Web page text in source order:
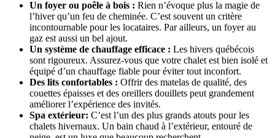
Un foyer ou poêle à bois : Rien n’évoque plus la magie de
l’hiver qu’un feu de cheminée. C’est souvent un critère
incontournable pour les locataires. Par ailleurs, un foyer au
gaz est aussi un bel ajout.
Un système de chauffage efficace : Les hivers québécois
sont rigoureux. Assurez-vous que votre chalet est bien isolé et
équipé d’un chauffage fiable pour éviter tout inconfort.
Des lits confortables : Offrir des matelas de qualité, des
couettes épaisses et des oreillers douillets peut grandement
améliorer l’expérience des invités.
Spa extérieur: C’est l’un des plus grands atouts pour les
chalets hivernaux. Un bain chaud à l’extérieur, entouré de